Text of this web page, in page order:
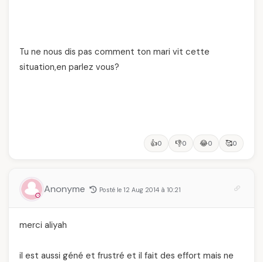
Tu ne nous dis pas comment ton mari vit cette
situation,en parlez vous?
👍0 👎0 😂0 🥰0
Anonyme Posté le 12 Aug 2014 à 10:21
merci aliyah
il est aussi géné et frustré et il fait des effort mais ne